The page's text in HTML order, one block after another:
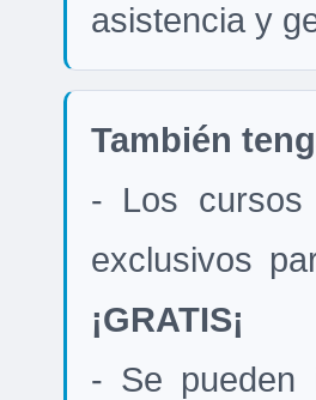
asistencia y
También
- Los cursos
exclusivos
¡GRATIS¡
- Se pueden